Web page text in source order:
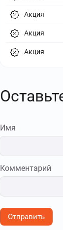
Акция
Акция
Акция
Имя
Комментарий
Отправить